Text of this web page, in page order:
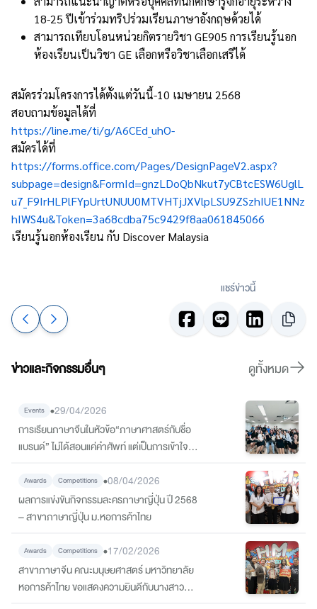
18-25 ปีเข้าร่วมทริปร่วมเรียนภาษาอังกฤษด้วยได้
สามารถเทียบโอนหน่วยกิตรายวิชา GE905 การเรียนรู้นอก
ห้องเรียนเป็นวิชา GE เลือกหรือวิชาเลือกเสรีได้
สมัครร่วมโครงการได้ตั้งแต่วันนี้-10 เมษายน 2568
สอบถามข้อมูลได้ที่
https://line.me/ti/g/A6CEd_uhO-
สมัครได้ที่
https://forms.office.com/Pages/DesignPageV2.aspx?
subpage=design&FormId=gnzLDoQbNkut7yCBtcESW6UglL
u7_F9IrHLPlFYpUrtUNUU0MTVHTjJXVlpLSU9ZSzhIUE1NNz
hIWS4u&Token=3a68cdba75c9429f8aa061845066
เรียนรู้นอกห้องเรียน กับ Discover Malaysia
แชร์ข่าวนี้
ข่าวและกิจกรรมอื่นๆ ดูทั้งหมด
Events •29/04/2026
การเรียนภาษาจีนในหัวข้อ“ภาษาศาสตร์กับชื่อ
แบรนด์” ไม่ได้สอนแค่คำศัพท์ แต่เป็นการเข้าใจว่า
Awards Competitions •08/04/2026
ผลการแข่งขันกิจกรรมละครภาษาญี่ปุ่น ปี 2568
– สาขาภาษาญี่ปุ่น ม.หอการค้าไทย
Awards Competitions •17/02/2026
สาขาภาษาจีน คณะมนุษยศาสตร์ มหาวิทยาลัย
หอการค้าไทย ขอแสดงความยินดีกับนางสาวฟ้า